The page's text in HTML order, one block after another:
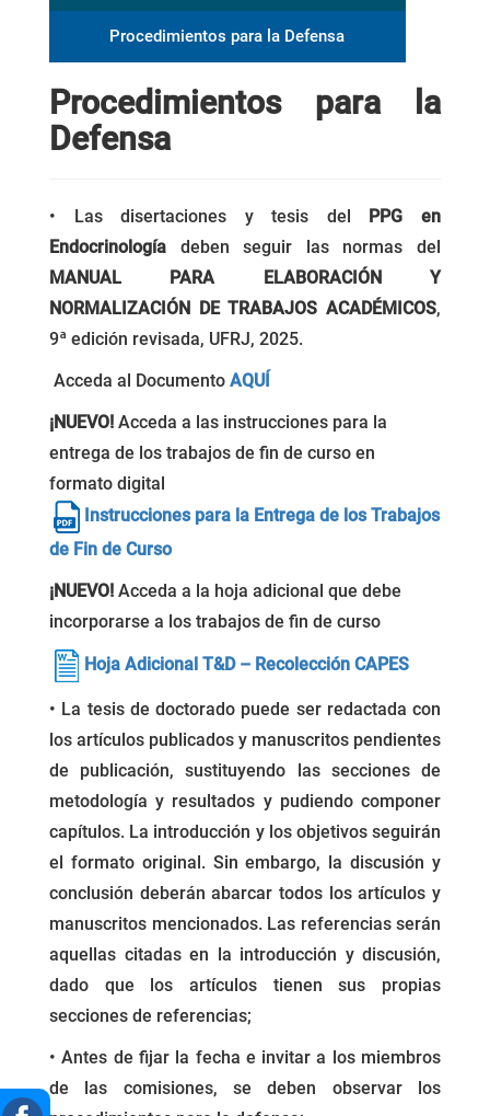
Procedimientos para la Defensa
Procedimientos para la
Defensa
• Las disertaciones y tesis del PPG en
Endocrinología deben seguir las normas del
MANUAL PARA ELABORACIÓN Y
NORMALIZACIÓN DE TRABAJOS ACADÉMICOS,
9ª edición revisada, UFRJ, 2025.
Acceda al Documento AQUÍ
¡NUEVO! Acceda a las instrucciones para la
entrega de los trabajos de fin de curso en
formato digital
Instrucciones para la Entrega de los Trabajos
de Fin de Curso
¡NUEVO! Acceda a la hoja adicional que debe
incorporarse a los trabajos de fin de curso
Hoja Adicional T&D – Recolección CAPES
• La tesis de doctorado puede ser redactada con
los artículos publicados y manuscritos pendientes
de publicación, sustituyendo las secciones de
metodología y resultados y pudiendo componer
capítulos. La introducción y los objetivos seguirán
el formato original. Sin embargo, la discusión y
conclusión deberán abarcar todos los artículos y
manuscritos mencionados. Las referencias serán
aquellas citadas en la introducción y discusión,
dado que los artículos tienen sus propias
secciones de referencias;
• Antes de fijar la fecha e invitar a los miembros
de las comisiones, se deben observar los